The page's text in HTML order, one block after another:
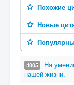
Похожие
Новые
4005
На
нашей жизни.